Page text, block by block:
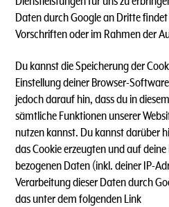
Daten durch Google an Dritte
Vorschriften oder im Rahmen der
Du kannst die Speicherung der
Einstellung deiner Browser-
jedoch darauf hin, dass du in
sämtliche Funktionen unserer
nutzen kannst. Du kannst darüber
das Cookie erzeugten und auf
bezogenen Daten (inkl. deiner IP-
Verarbeitung dieser Daten durch
das unter dem folgenden Link